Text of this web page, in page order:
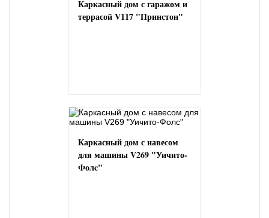
Каркасный дом с гаражом и
террасой V117 "Принстон"
Каркасный дом с навесом
для машины V269 "Уичито-
Фолc"